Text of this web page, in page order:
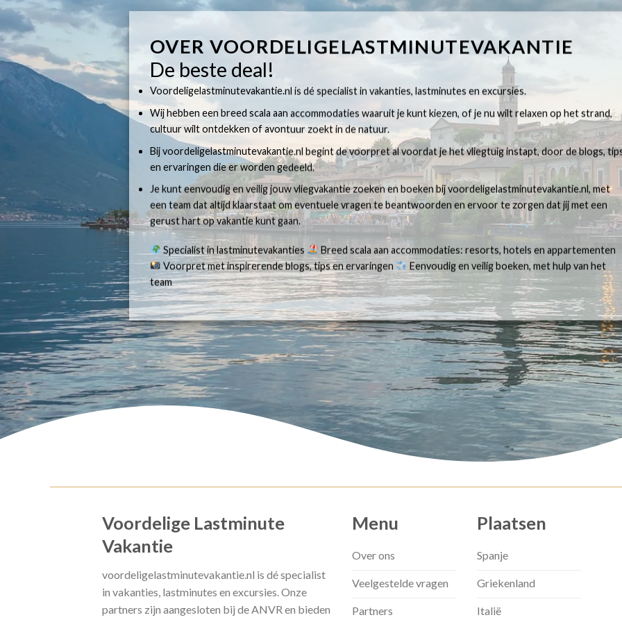
OVER VOORDELIGELASTMINUTEVAKANTIE
De beste deal!
Voordeligelastminutevakantie.nl is dé specialist in vakanties, lastminutes en excursies.
Wij hebben een breed scala aan accommodaties waaruit je kunt kiezen, of je nu wilt relaxen op het strand,
cultuur wilt ontdekken of avontuur zoekt in de natuur.
Bij voordeligelastminutevakantie.nl begint de voorpret al voordat je het vliegtuig instapt, door de blogs,
en ervaringen die er worden gedeeld.
Je kunt eenvoudig en veilig jouw vliegvakantie zoeken en boeken bij voordeligelastminutevakantie.nl, met
een team dat altijd klaarstaat om eventuele vragen te beantwoorden en ervoor te zorgen dat jij met een
gerust hart op vakantie kunt gaan.
Specialist in lastminutevakanties
Breed scala aan accommodaties: resorts, hotels en appartementen
Voorpret met inspirerende blogs, tips en ervaringen
Eenvoudig en veilig boeken, met hulp van het
team
Voordelige Lastminute
Vakantie
voordeligelastminutevakantie.nl is dé specialist
in vakanties, lastminutes en excursies. Onze
partners zijn aangesloten bij de ANVR en bieden
Menu
Over ons
Veelgestelde vragen
Partners
Plaatsen
Spanje
Griekenland
Italië